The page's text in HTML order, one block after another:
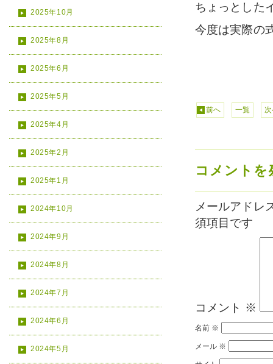
2025年10月
2025年8月
2025年6月
2025年5月
2025年4月
2025年2月
2025年1月
2024年10月
2024年9月
2024年8月
2024年7月
2024年6月
2024年5月
ちょっとした
今度は実際の
前へ 一覧
コメントを
メールアドレ
須項目です
コメント ※
名前 ※
メール ※